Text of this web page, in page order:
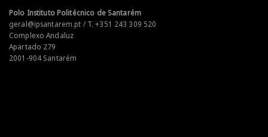
Polo Instituto Politécnico de Santarém
geral@ipsantarem.pt / T. +351 243 309 520
Complexo Andaluz
Apartado 279
2001-904 Santarém